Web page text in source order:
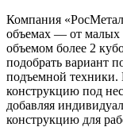
Компания
объемах — от малых
объемом более 2
подобрать вариант
подъемной
конструкцию под
добавляя
конструкцию для